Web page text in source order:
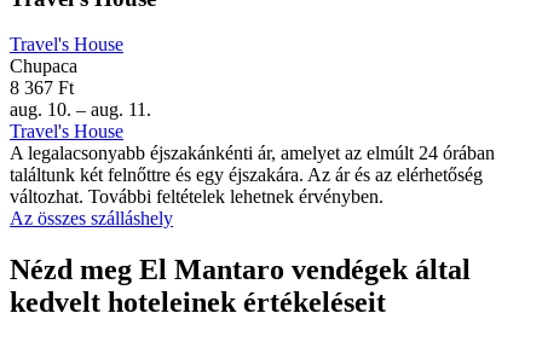
Travel's House
Chupaca
8 367 Ft
aug. 10. – aug. 11.
Travel's House
A legalacsonyabb éjszakánkénti ár, amelyet az elmúlt 24 órában
találtunk két felnőttre és egy éjszakára. Az ár és az elérhetőség
változhat. További feltételek lehetnek érvényben.
Az összes szálláshely
Nézd meg El Mantaro vendégek által
kedvelt hoteleinek értékeléseit